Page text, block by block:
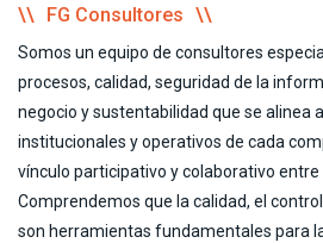
FG Consultores
Somos un equipo de consultores
procesos, calidad, seguridad de la
negocio y sustentabilidad que se alinea
institucionales y operativos de cada
vínculo participativo y colaborativo entre
Comprendemos que la calidad, el
son herramientas fundamentales para